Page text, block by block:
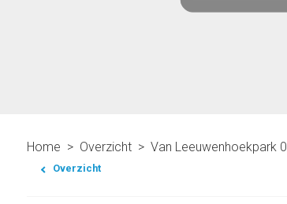
Home Overzicht Van Leeuwenhoekpark 0
Overzicht